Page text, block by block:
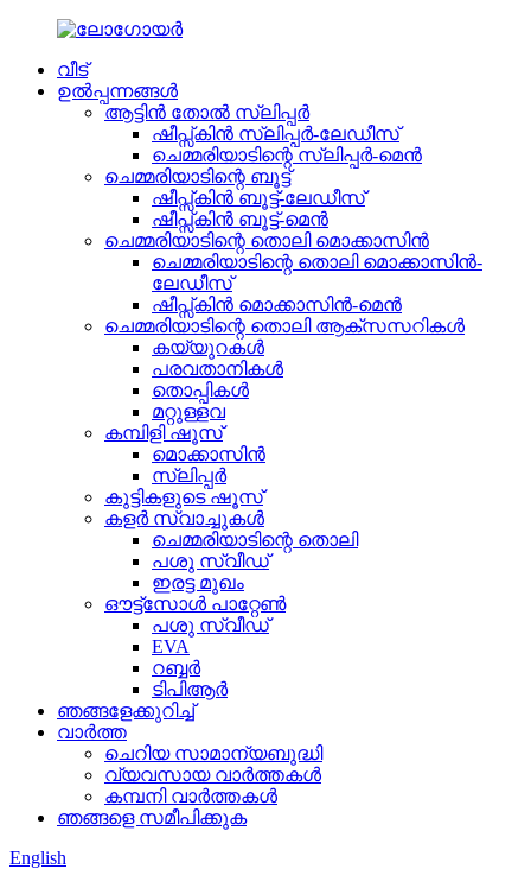
വീട്
ഉൽപ്പന്നങ്ങൾ
ആട്ടിൻ തോൽ സ്ലിപ്പർ
ഷീപ്സ്കിൻ സ്ലിപ്പർ-ലേഡീസ്
ചെമ്മരിയാടിന്റെ സ്ലിപ്പർ-മെൻ
ചെമ്മരിയാടിന്റെ ബൂട്ട്
ഷീപ്സ്കിൻ ബൂട്ട്-ലേഡീസ്
ഷീപ്സ്കിൻ ബൂട്ട്-മെൻ
ചെമ്മരിയാടിന്റെ തൊലി മൊക്കാസിൻ
ചെമ്മരിയാടിന്റെ തൊലി മൊക്കാസിൻ-
ലേഡീസ്
ഷീപ്സ്കിൻ മൊക്കാസിൻ-മെൻ
ചെമ്മരിയാടിന്റെ തൊലി ആക്സസറികൾ
കയ്യുറകൾ
പരവതാനികൾ
തൊപ്പികൾ
മറ്റുള്ളവ
കമ്പിളി ഷൂസ്
മൊക്കാസിൻ
സ്ലിപ്പർ
കുട്ടികളുടെ ഷൂസ്
കളർ സ്വാച്ചുകൾ
ചെമ്മരിയാടിന്റെ തൊലി
പശു സ്വീഡ്
ഇരട്ട മുഖം
ഔട്ട്‌സോൾ പാറ്റേൺ
പശു സ്വീഡ്
EVA
റബ്ബർ
ടിപിആർ
ഞങ്ങളേക്കുറിച്ച്
വാർത്ത
ചെറിയ സാമാന്യബുദ്ധി
വ്യവസായ വാർത്തകൾ
കമ്പനി വാർത്തകൾ
ഞങ്ങളെ സമീപിക്കുക
English